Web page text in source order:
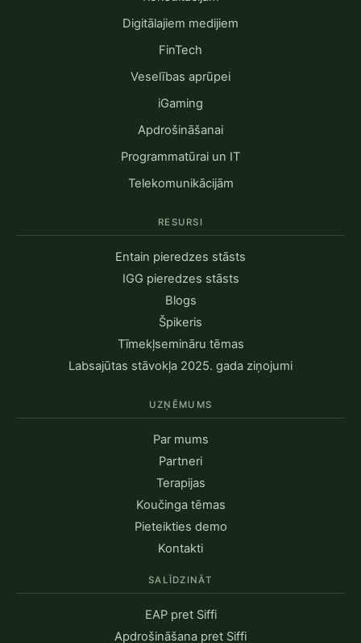
Digitālajiem medijiem
FinTech
Veselības aprūpei
iGaming
Apdrošināšanai
Programmatūrai un IT
Telekomunikācijām
RESURSI
Entain pieredzes stāsts
IGG pieredzes stāsts
Blogs
Špikeris
Tīmekļsemināru tēmas
Labsajūtas stāvokļa 2025. gada ziņojumi
UZŅĒMUMS
Par mums
Partneri
Terapijas
Koučinga tēmas
Pieteikties demo
Kontakti
SALĪDZINĀT
EAP pret Siffi
Apdrošināšana pret Siffi